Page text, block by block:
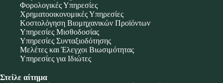
Φορολογικές Υπηρεσίες
Χρηματοοικονομικές Υπηρεσίες
Κοστολόγηση Βιομηχανικών Προϊόντων
Υπηρεσίες Μισθοδοσίας
Υπηρεσίες Συνταξιοδότησης
Μελέτες και Έλεγχοι Βιωσιμότητας
Υπηρεσίες για Ιδιώτες
Στείλε αίτημα